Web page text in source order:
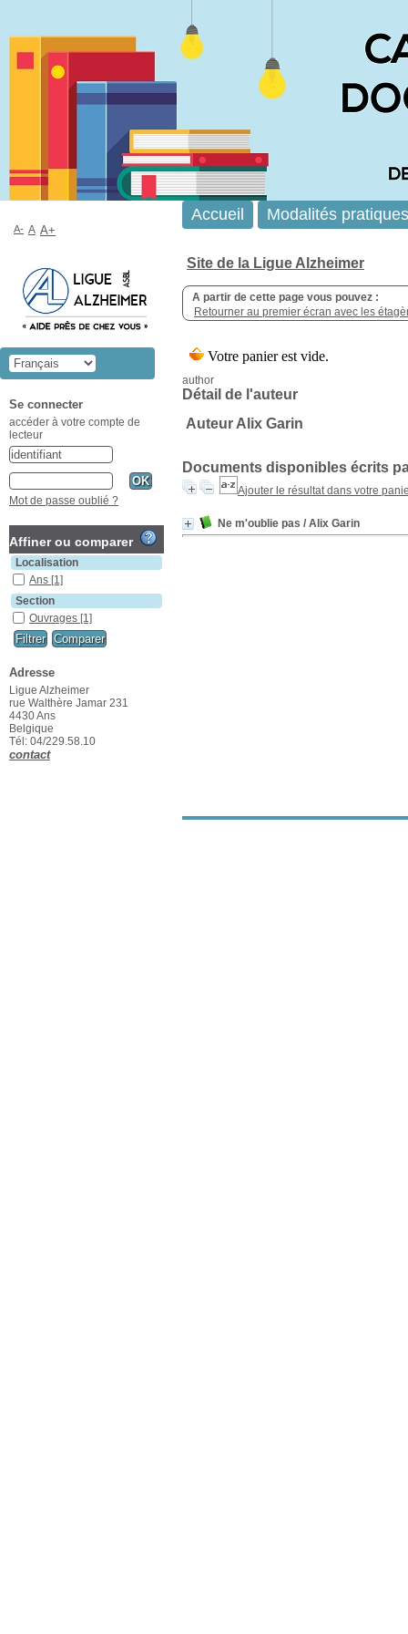
Site de la Ligue Alzheimer
A partir de cette page vous pouvez :
Retourner au premier écran avec les
author
Détail de l'auteur
Auteur Alix Garin
Documents disponibles écrits
Ajouter le résultat dans votre
Ne m'oublie pas / Alix Garin
Accueil Modalités pratiques
A- A A+
Se connecter
accéder à votre compte de
lecteur
Mot de passe oublié ?
Affiner ou comparer
Localisation
Ans [1]
Section
Ouvrages [1]
Adresse
Ligue Alzheimer
rue Walthère Jamar 231
4430 Ans
Belgique
Tél: 04/229.58.10
contact